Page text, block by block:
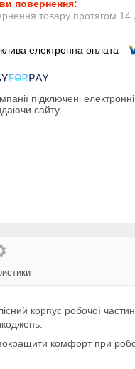
товару протягом 14
підключені
сайту.
корпус робочої
комфорт при